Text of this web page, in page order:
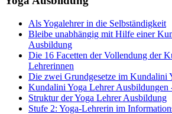
Als Yogalehrer in die Selbständigkeit
Bleibe unabhängig mit Hilfe einer
Ausbildung
Die 16 Facetten der Vollendung der
Lehrerinnen
Die zwei Grundgesetze im Kundalini
Kundalini Yoga Lehrer Ausbildungen
Struktur der Yoga Lehrer Ausbildung
Stufe 2: Yoga-Lehrerin im